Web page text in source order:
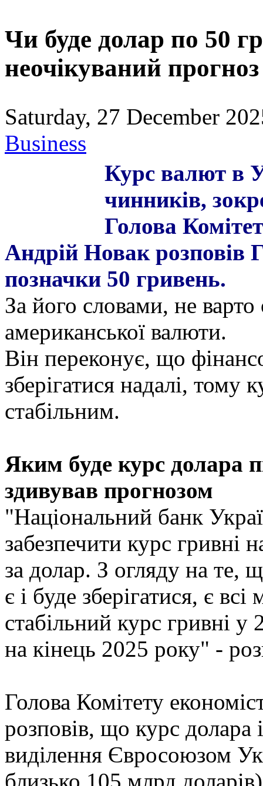
Чи буде долар по 50
неочікуваний
Saturday, 27 December
Business
Курс валют в
чинників,
Голова
Андрій Новак розповів
позначки 50 гривень.
За його словами, не варто
американської валюти.
Він переконує, що
зберігатися надалі, тому
стабільним.
Яким буде курс долара
здивував прогнозом
"Національний банк
забезпечити курс гривні
за долар. З огляду на те,
є і буде зберігатися, є
стабільний курс гривні у
на кінець 2025 року" -
Голова Комітету
розповів, що курс долара
виділення Євросоюзом
близько 105 млрд